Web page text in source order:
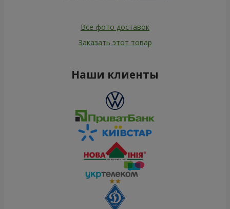
Все фото доставок
Заказать этот товар
Наши клиенты